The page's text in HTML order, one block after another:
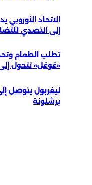
الاتحاد
إلى التصدي
تطلب الطعام
«غوغل» تتحول
ليفربول يتوصل
برشلونة